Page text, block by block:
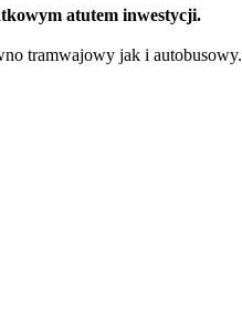
atutem inwestycji.
tramwajowy jak i autobusowy.